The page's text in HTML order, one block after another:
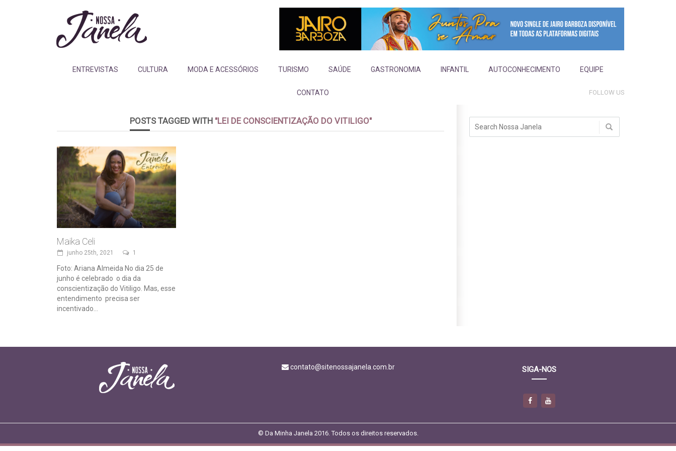
ENTREVISTAS CULTURA MODA E ACESSÓRIOS TURISMO SAÚDE GASTRONOMIA INFANTIL AUTOCONHECIMENTO EQUIPE
CONTATO FOLLOW US
POSTS TAGGED WITH "LEI DE CONSCIENTIZAÇÃO DO VITILIGO"
Maika Celi
junho 25th, 2021 1
Foto: Ariana Almeida No dia 25 de
junho é celebrado o dia da
conscientização do Vitiligo. Mas, esse
entendimento precisa ser
incentivado...
contato@sitenossajanela.com.br SIGA-NOS
© Da Minha Janela 2016. Todos os direitos reservados.